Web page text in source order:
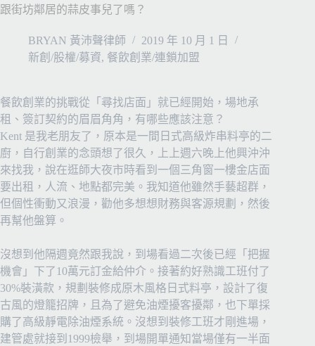
跟街坊鄰居的蒜皮事兒了嗎？
BRYAN 黃沛聲律師
2019 年 10 月 1 日
新創/股權/募資, 餐飲創業/連鎖加盟
餐飲創業的挑戰從「尋找店面」就已經開始，場地承
租、簽訂契約的眉眉角角，有哪些應該注意？
Kent 是我老朋友了，原本是一間日式高級炸串料亭的二
廚，自行創業的念頭想了很久，上上週六晚上他興沖沖
來找我，說在逛師大夜市時看到一個三角窗一樓金店面
要出租，人流、地點都完美。我知道他雖然手藝超群，
但個性衝動又浪漫，勸他多想想財務與客源規劃，然後
再幫他盤算。
沒想到他隔週竟然跟我說，到場看過二次後已經「把握
機會」下了10萬元訂金給仲介。接著約好熟識工班付了
30%裝潢款，規劃裝修成原木風格日式料亭，設計了復
古風的燈籠招牌，且為了避免油煙擾客擾鄰，也下單採
購了高級靜電除油煙系統。沒想到裝修工班才剛進場，
建管處就接到1999檢舉，到場開單通知當場僅有一半面